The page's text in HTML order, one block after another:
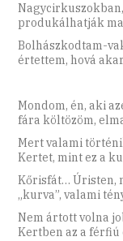
produkálhatják
Bolhászkodtam-
értettem, hová
Mondom, én, aki
fára költözöm,
Mert valami
Kertet, mint ez a
Kőrisfát… Úristen,
„kurva”, valami
Nem ártott volna
Kertben az a férfiú